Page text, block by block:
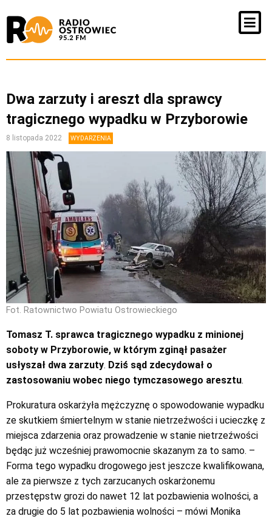
Dwa zarzuty i areszt dla sprawcy
tragicznego wypadku w Przyborowie
8 listopada 2022 WYDARZENIA
Fot. Ratownictwo Powiatu Ostrowieckiego
Tomasz T. sprawca tragicznego wypadku z minionej
soboty w Przyborowie, w którym zginął pasażer
usłyszał dwa zarzuty. Dziś sąd zdecydował o
zastosowaniu wobec niego tymczasowego aresztu.
Prokuratura oskarżyła mężczyznę o spowodowanie wypadku
ze skutkiem śmiertelnym w stanie nietrzeźwości i ucieczkę z
miejsca zdarzenia oraz prowadzenie w stanie nietrzeźwości
będąc już wcześniej prawomocnie skazanym za to samo. –
Forma tego wypadku drogowego jest jeszcze kwalifikowana,
ale za pierwsze z tych zarzucanych oskarżonemu
przestępstw grozi do nawet 12 lat pozbawienia wolności, a
za drugie do 5 lat pozbawienia wolności – mówi Monika